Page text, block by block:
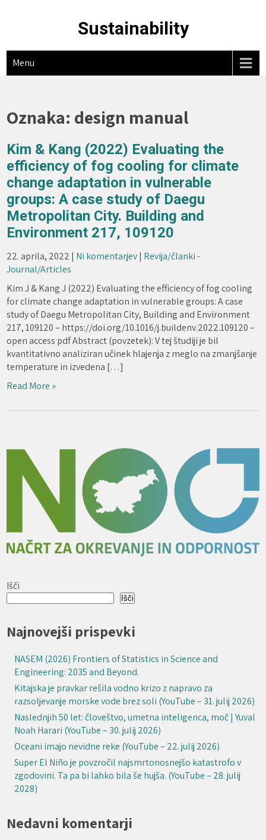
Sustainability
Menu
Oznaka: design manual
Kim & Kang (2022) Evaluating the
efficiency of fog cooling for climate
change adaptation in vulnerable
groups: A case study of Daegu
Metropolitan City. Building and
Environment 217, 109120
22. aprila, 2022 | Ni komentarjev| Revija/članki -
Journal/Articles
Kim J & Kang J (2022) Evaluating the efficiency of fog cooling
for climate change adaptation in vulnerable groups: A case
study of Daegu Metropolitan City, Building and Environment
217, 109120 – https://doi.org/10.1016/j.buildenv.2022.109120 –
open access pdf Abstract (povzetek): V tej študiji je bil
kvantitativno analiziran učinek hlajenja z meglo na zmanjšanje
temperature in izvedena […]
Read More »
Išči
Išči
Najnovejši prispevki
NASEM (2026) Frontiers of Statistics in Science and
Engineering: 2035 and Beyond.
Kitajska je pravkar rešila vodno krizo z napravo za
razsoljevanje morske vode brez soli (YouTube – 31. julij 2026)
Naslednjih 50 let: človeštvo, umetna inteligenca, moč | Yuval
Noah Harari (YouTube – 30. julij 2026)
Oceani imajo nevidne reke (YouTube – 22. julij 2026)
Super El Niño je povzročil najsmrtonosnejšo katastrofo v
zgodovini. Ta pa bi lahko bila še hujša. (YouTube – 28. julij
2028)
Nedavni komentarji